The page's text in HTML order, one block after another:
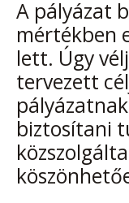
A pályázat
mértékben
lett. Úgy
tervezett
biztosítani